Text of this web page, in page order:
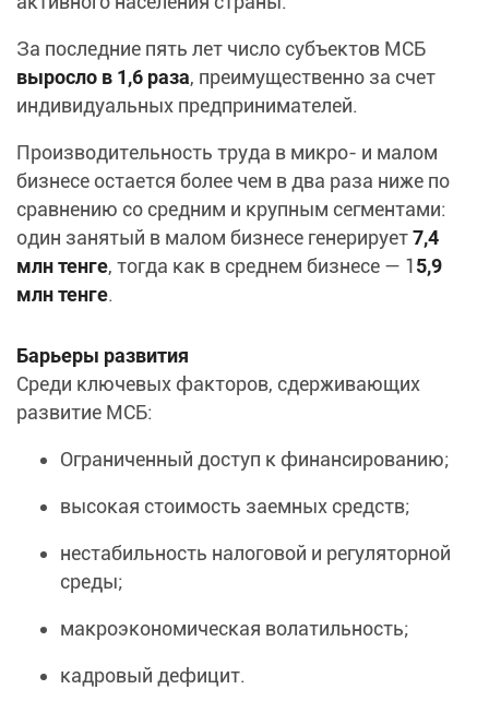
За последние пять лет число субъектов МСБ
выросло в 1,6 раза, преимущественно за счет
индивидуальных предпринимателей.
Производительность труда в микро- и малом
бизнесе остается более чем в два раза ниже по
сравнению со средним и крупным сегментами:
один занятый в малом бизнесе генерирует7,4
млн тенге, тогда как в среднем бизнесе — 15,9
млн тенге.
Барьеры развития
Среди ключевых факторов, сдерживающих
развитие МСБ:
Ограниченный доступ к финансированию;
высокая стоимость заемных средств;
нестабильность налоговой и регуляторной
среды;
макроэкономическая волатильность;
кадровый дефицит.